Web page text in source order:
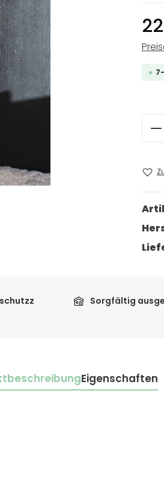
Sorgfältig
Eigenschaften